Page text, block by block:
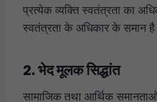
प्रत्येक व्यक्ति स्वतंत्रता का
स्वतंत्रता के अधिकार के समान है
2. भेद मूलक सिद्धांत
सामाजिक तथा आर्थिक